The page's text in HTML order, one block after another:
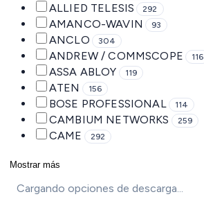
ALLIED TELESIS 292
AMANCO-WAVIN 93
ANCLO 304
ANDREW / COMMSCOPE 116
ASSA ABLOY 119
ATEN 156
BOSE PROFESSIONAL 114
CAMBIUM NETWORKS 259
CAME 292
Mostrar más
Cargando opciones de descarga...